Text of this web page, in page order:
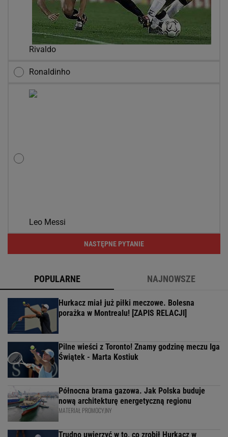
Rivaldo
Ronaldinho
Leo Messi
NASTĘPNE PYTANIE
POPULARNE NAJNOWSZE
Hurkacz miał już piłki meczowe. Bolesna
porażka w Montrealu! [ZAPIS RELACJI]
Pilne wieści z Toronto! Znamy godzinę meczu Iga
Świątek - Marta Kostiuk
Północna brama gazowa. Jak Polska buduje
nową architekturę energetyczną regionu
MATERIAŁ PROMOCYJNY
Trudno uwierzyć w to, co zrobił Hurkacz w